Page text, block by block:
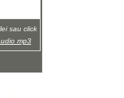
sau click
mp3